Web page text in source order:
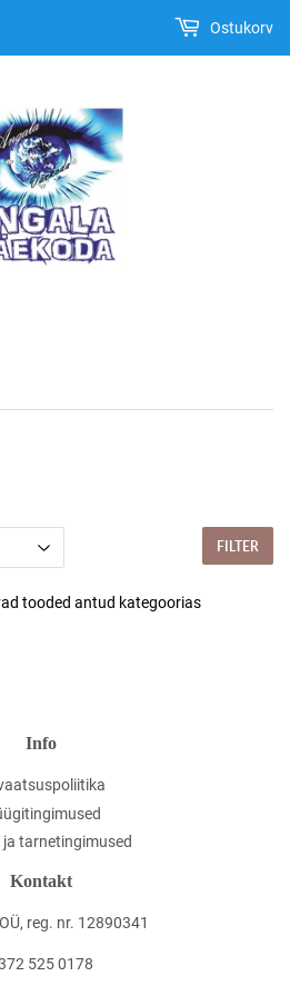
Ostukorv
FILTER
tooded antud kategoorias
Info
ja tarnetingimused
Kontakt
reg. nr. 12890341
525 0178